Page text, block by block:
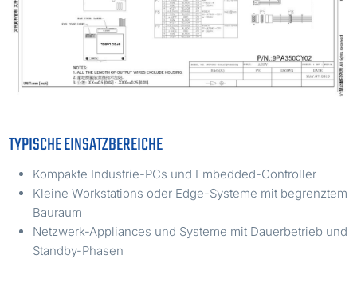
TYPISCHE EINSATZBEREICHE
Kompakte Industrie-PCs und Embedded-Controller
Kleine Workstations oder Edge-Systeme mit begrenztem
Bauraum
Netzwerk-Appliances und Systeme mit Dauerbetrieb und
Standby-Phasen